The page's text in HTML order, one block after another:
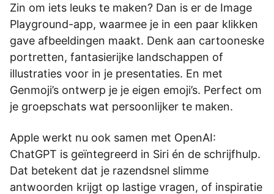
Zin om iets leuks te maken? Dan is er de Image
Playground-app, waarmee je in een paar klikken
gave afbeeldingen maakt. Denk aan cartooneske
portretten, fantasierijke landschappen of
illustraties voor in je presentaties. En met
Genmoji’s ontwerp je je eigen emoji’s. Perfect om
je groepschats wat persoonlijker te maken.
Apple werkt nu ook samen met OpenAI:
ChatGPT is geïntegreerd in Siri én de schrijfhulp.
Dat betekent dat je razendsnel slimme
antwoorden krijgt op lastige vragen, of inspiratie